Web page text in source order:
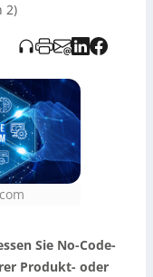
2)
Sie No-Code-
Produkt- oder